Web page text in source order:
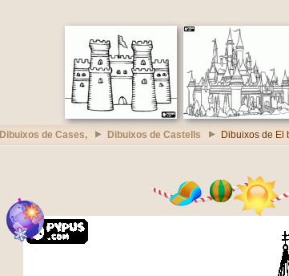
Dibuixos de Cases, Dibuixos de Castells Dibuixos de El